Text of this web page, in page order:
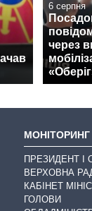
6 серпня
через
МОНІТОРИНГ
ПРЕЗИДЕНТ І
ВЕРХОВНА
КАБІНЕТ
ГОЛОВИ